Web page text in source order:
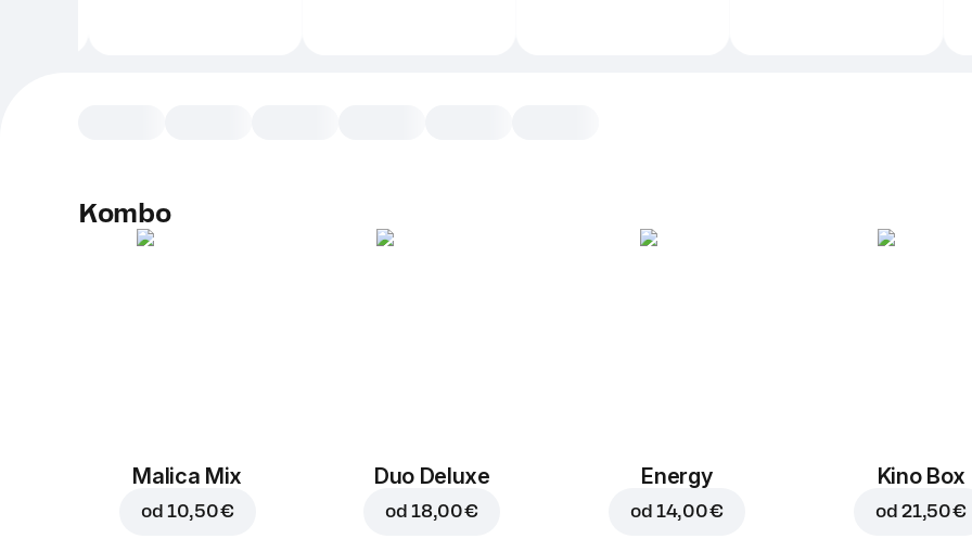
Kombo
Malica Mix
od 10,50 €
Duo Deluxe
od18,00 €
Energy
od 14,00 €
Kino Box
od21,50 €